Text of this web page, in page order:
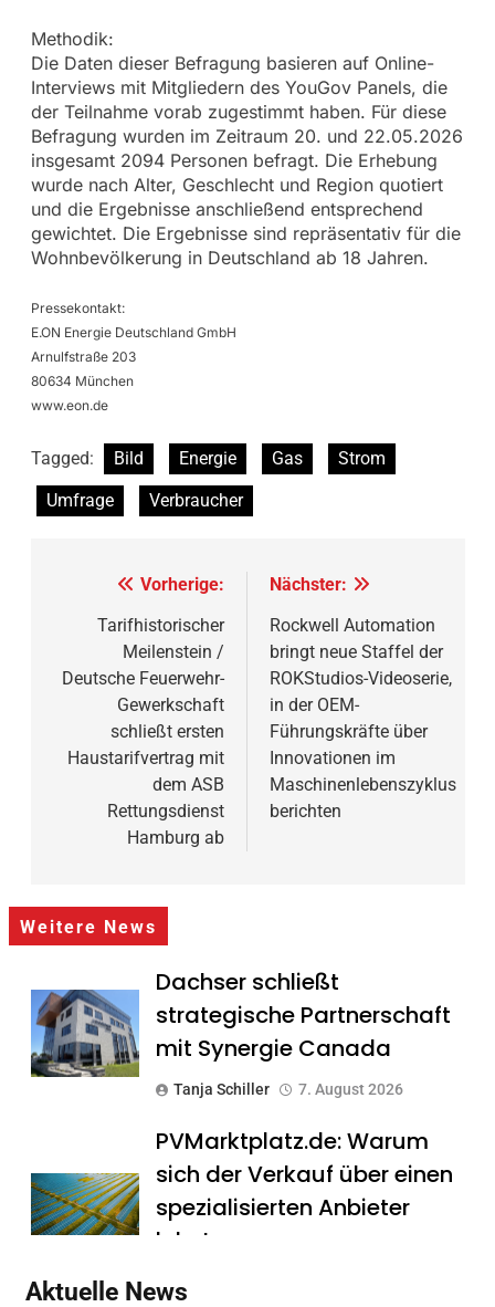
Methodik:
Die Daten dieser Befragung basieren auf Online-
Interviews mit Mitgliedern des YouGov Panels, die
der Teilnahme vorab zugestimmt haben. Für diese
Befragung wurden im Zeitraum 20. und 22.05.2026
insgesamt 2094 Personen befragt. Die Erhebung
wurde nach Alter, Geschlecht und Region quotiert
und die Ergebnisse anschließend entsprechend
gewichtet. Die Ergebnisse sind repräsentativ für die
Wohnbevölkerung in Deutschland ab 18 Jahren.
Pressekontakt:
E.ON Energie Deutschland GmbH
Arnulfstraße 203
80634 München
www.eon.de
Tagged: Bild Energie Gas
Strom
Umfrage
Verbraucher
Beitragsnavigation
Vorherige:
Tarifhistorischer
Meilenstein /
Deutsche Feuerwehr-
Gewerkschaft
schließt ersten
Haustarifvertrag mit
dem ASB
Rettungsdienst
Hamburg ab
Nächster:
Rockwell Automation
bringt neue Staffel der
ROKStudios-Videoserie,
in der OEM-
Führungskräfte über
Innovationen im
Maschinenlebenszyklus
berichten
Weitere News
Dachser schließt
strategische Partnerschaft
mit Synergie Canada
Tanja Schiller 7. August 2026
PVMarktplatz.de: Warum
sich der Verkauf über einen
spezialisierten Anbieter
lohnt
Aktuelle News